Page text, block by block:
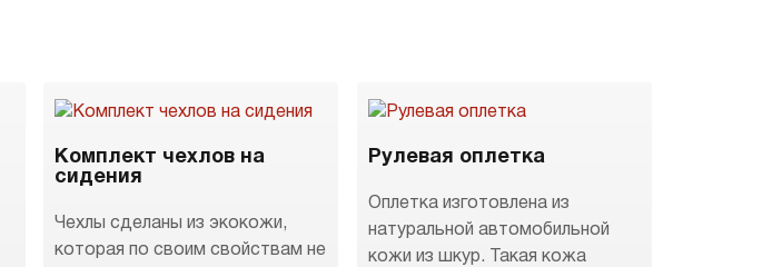
Комплект чехлов на
сидения
Чехлы сделаны из экокожи,
которая по своим свойствам не
Рулевая оплетка
Оплетка изготовлена из
натуральной автомобильной
кожи из шкур. Такая кожа